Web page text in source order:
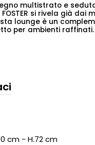
multistrato e
si rivela già dai
lounge è un
per ambienti raffinati.
cm - H.72 cm